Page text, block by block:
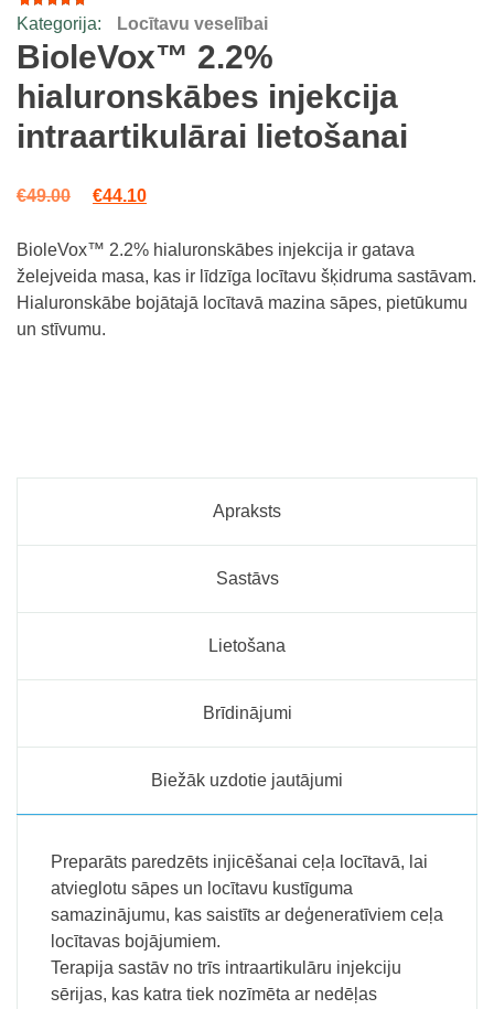
Rated
5.00
out
of 5
based
on
3
ratings
Kategorija: Locītavu veselībai
BioleVox™ 2.2%
hialuronskābes injekcija
intraartikulārai lietošanai
€49.00 Original price was: €49.00.
€44.10Current price is: €44.10.
BioleVox™ 2.2% hialuronskābes injekcija ir gatava
želejveida masa, kas ir līdzīga locītavu šķidruma sastāvam.
Hialuronskābe bojātajā locītavā mazina sāpes, pietūkumu
un stīvumu.
Apraksts
Sastāvs
Lietošana
Brīdinājumi
Biežāk uzdotie jautājumi
Preparāts paredzēts injicēšanai ceļa locītavā, lai
atvieglotu sāpes un locītavu kustīguma
samazinājumu, kas saistīts ar deģeneratīviem ceļa
locītavas bojājumiem.
Terapija sastāv no trīs intraartikulāru injekciju
sērijas, kas katra tiek nozīmēta ar nedēļas